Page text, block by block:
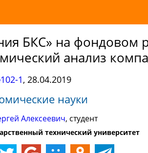
БКС» на фондовом
анализ
1, 28.04.2019
науки
Алексеевич, студент
технический университет